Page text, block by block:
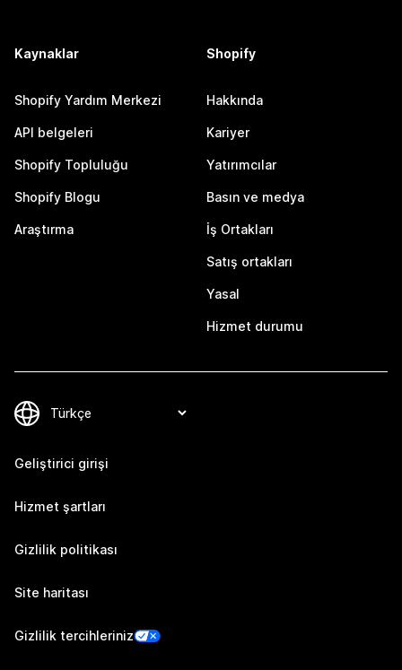
Kaynaklar
Shopify Yardım Merkezi
API belgeleri
Shopify Topluluğu
Shopify Blogu
Araştırma
Shopify
Hakkında
Kariyer
Yatırımcılar
Basın ve medya
İş Ortakları
Satış ortakları
Yasal
Hizmet durumu
Geliştirici girişi
Hizmet şartları
Gizlilik politikası
Site haritası
Gizlilik tercihleriniz